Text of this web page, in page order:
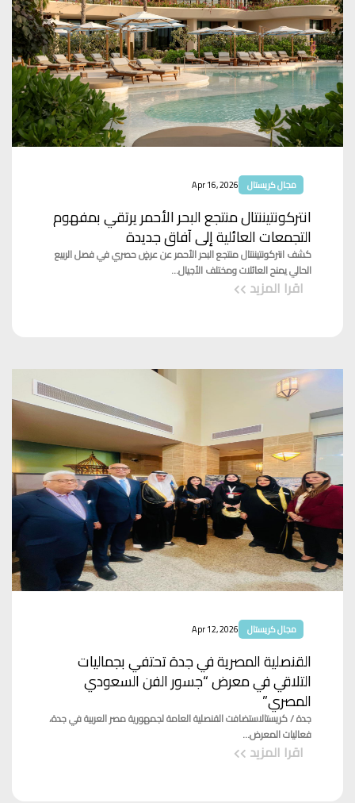
مجال كريستال Apr 16, 2026
انتركونتيننتال منتجع البحر الأحمر يرتقي بمفهوم
التجمعات العائلية إلى آفاق جديدة
كشف انتركونتيننتال منتجع البحر الأحمر عن عرضٍ حصري في فصل الربيع
الحالي يمنح العائلات ومختلف الأجيال...
اقرا المزيد
مجال كريستال Apr 12, 2026
القنصلية المصرية في جدة تحتفي بجماليات
التلاقي في معرض “جسور الفن السعودي
المصري”
جدة / كريستالاستضافت القنصلية العامة لجمهورية مصر العربية في جدة،
فعاليات المعرض...
اقرا المزيد